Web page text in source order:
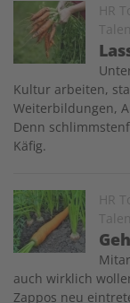
HR
Image
Kultur arbeiten,
Weiterbildungen,
Denn
Käfig.
HR
Image
auch wirklich
Zappos neu